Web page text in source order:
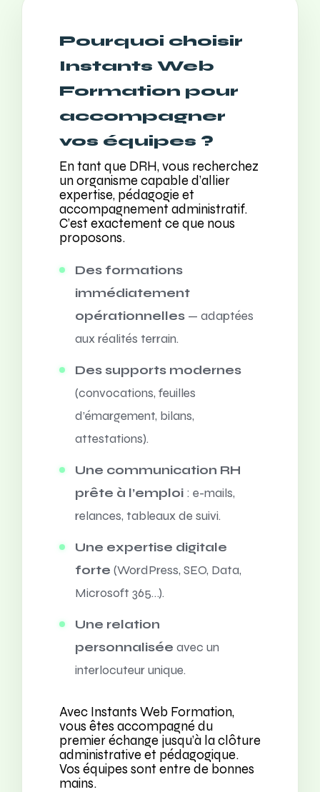
Pourquoi choisir
Instants Web
Formation pour
accompagner
vos équipes ?
En tant que DRH, vous recherchez
un organisme capable d’allier
expertise, pédagogie et
accompagnement administratif.
C’est exactement ce que nous
proposons.
Des formations
immédiatement
opérationnelles — adaptées
aux réalités terrain.
Des supports modernes
(convocations, feuilles
d’émargement, bilans,
attestations).
Une communication RH
prête à l’emploi : e-mails,
relances, tableaux de suivi.
Une expertise digitale
forte (WordPress, SEO, Data,
Microsoft 365…).
Une relation
personnalisée avec un
interlocuteur unique.
Avec Instants Web Formation,
vous êtes accompagné du
premier échange jusqu’à la clôture
administrative et pédagogique.
Vos équipes sont entre de bonnes
mains.